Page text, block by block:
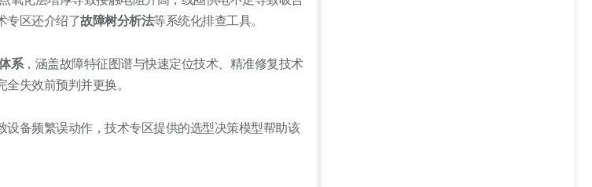
专区还介绍了故障树分析法等系统化排查工具。
系，涵盖故障特征图谱与快速定位技术、精准修复技术
失效前预判并更换。
备频繁误动作，技术专区提供的选型决策模型帮助该